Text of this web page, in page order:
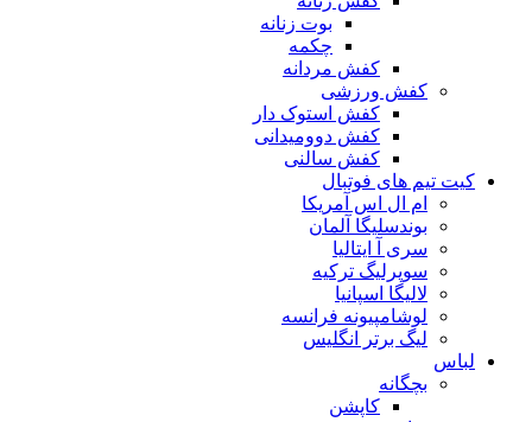
بوت زنانه
چکمه
کفش مردانه
کفش ورزشی
کفش استوک دار
کفش دوومیدانی
کفش سالنی
کیت تیم های فوتبال
ام ال اس آمریکا
بوندسلیگا آلمان
سری آ ایتالیا
سوپرلیگ ترکیه
لالیگا اسپانیا
لوشامپیونه فرانسه
لیگ برتر انگلیس
لباس
بچگانه
کاپشن